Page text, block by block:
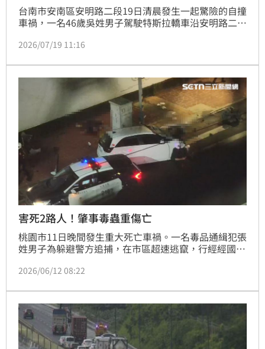
台南市安南區安明路二段19日清晨發生一起驚險的自撞
車禍，一名46歲吳姓男子駕駛特斯拉轎車沿安明路二段
突然失去控制，高速衝撞中央分隔島。猛烈撞擊瞬間造
是，4顆輪胎有3顆因撞擊力道過大而脫落，僅剩左後輪
仍固定在車體上，事故現場散落大量車體零件，畫面怵
2026/07/19 11:16
害死2路人！肇事毒蟲重傷亡
桃園市11日晚間發生重大死亡車禍。一名毒品通緝犯張
姓男子為躲避警方追捕，在市區超速逃竄，行經經國路
導致車體全毀且引擎當場噴飛。這起事故最終造成2名
顯示撞擊力道極大，車輛原地彈跳180度，滿地零件殘
骸令人心驚。目前警方正進一步調查釐清詳細的追捕過
程與車禍原因。
2026/06/12 08:22